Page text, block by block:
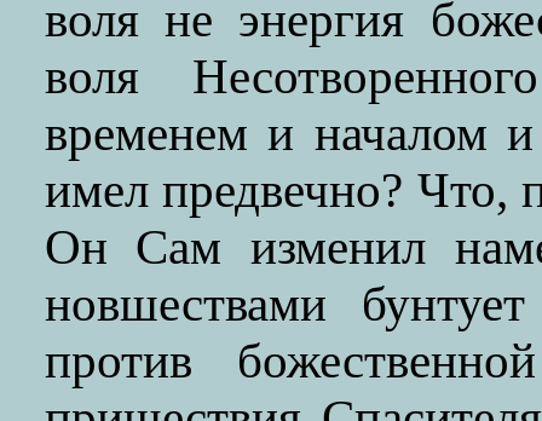
воля не энергия
воля
временем и началом
имел предвечно? Что,
Он Сам изменил
новшествами
против